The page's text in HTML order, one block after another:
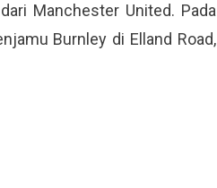
Manchester United. Pada
Burnley di Elland Road,